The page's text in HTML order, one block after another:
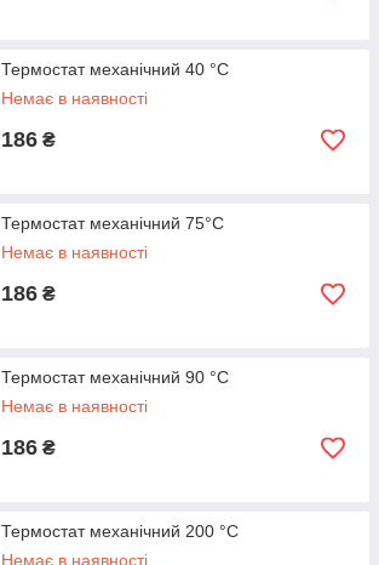
Термостат механічний 40 °C
Немає в наявності
186 ₴
Термостат механічний 75°C
Немає в наявності
186 ₴
Термостат механічний 90 °C
Немає в наявності
186 ₴
Термостат механічний 200 °C
Немає в наявності